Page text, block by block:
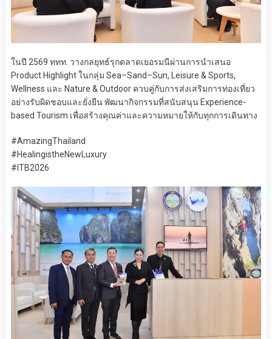
ในปี 2569 ททท. วางกลยุทธ์รุกตลาดเยอรมนีผ่านการนำเสนอ
Product Highlight ในกลุ่ม Sea–Sand–Sun, Leisure & Sports,
Wellness และ Nature & Outdoor ควบคู่กับการส่งเสริมการท่องเที่ยว
อย่างรับผิดชอบและยั่งยืน พัฒนากิจกรรมที่สนับสนุน Experience-
based Tourism เพื่อสร้างคุณค่าและความหมายให้กับทุกการเดินทาง
#AmazingThailand
#HealingistheNewLuxury
#ITB2026